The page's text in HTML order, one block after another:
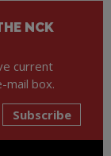
NCK
current
mail box.
Subscribe